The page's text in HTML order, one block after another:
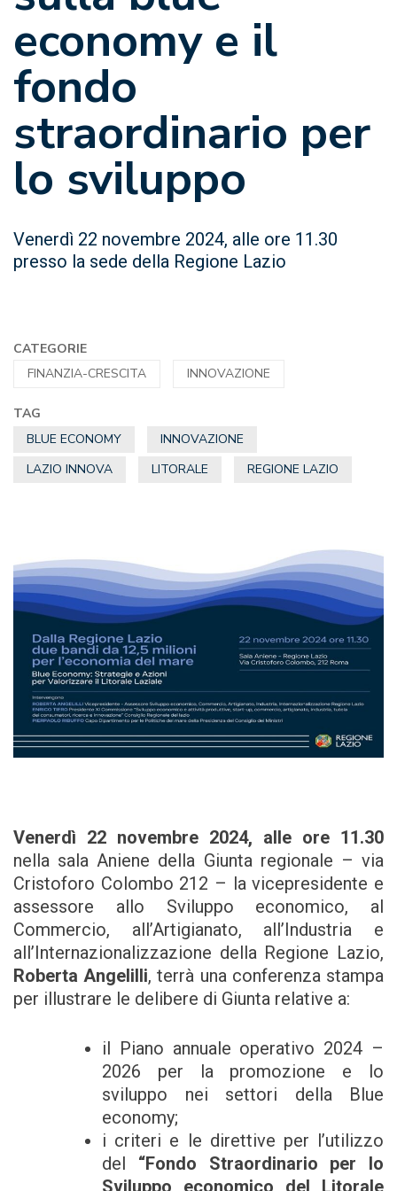
economy e il
fondo
straordinario per
lo sviluppo
Venerdì 22 novembre 2024, alle ore 11.30
presso la sede della Regione Lazio
CATEGORIE
FINANZIA-CRESCITA
INNOVAZIONE
TAG
BLUE ECONOMY
INNOVAZIONE
LAZIO INNOVA
LITORALE REGIONE LAZIO
Venerdì 22 novembre 2024, alle ore 11.30
nella sala Aniene della Giunta regionale – via
Cristoforo Colombo 212 – la vicepresidente e
assessore allo Sviluppo economico, al
Commercio, all’Artigianato, all’Industria e
all’Internazionalizzazione della Regione Lazio,
Roberta Angelilli, terrà una conferenza stampa
per illustrare le delibere di Giunta relative a:
il Piano annuale operativo 2024 –
2026 per la promozione e lo
sviluppo nei settori della Blue
economy;
i criteri e le direttive per l’utilizzo
del “Fondo Straordinario per lo
Sviluppo economico del Litorale